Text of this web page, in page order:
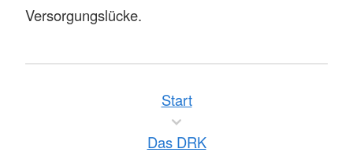
Versorgungslücke.
Start
Das DRK